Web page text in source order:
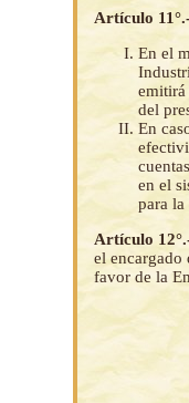
Artículo
En el
emitirá
del
En
en el
para
Artículo
el encargado
favor de la